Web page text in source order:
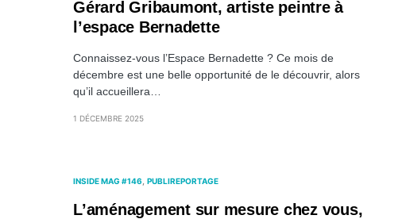
Gérard Gribaumont, artiste peintre à
l’espace Bernadette
Connaissez-vous l’Espace Bernadette ? Ce mois de
décembre est une belle opportunité de le découvrir, alors
qu’il accueillera…
1 DÉCEMBRE 2025
INSIDE MAG #146 PUBLIREPORTAGE
L’aménagement sur mesure chez vous,